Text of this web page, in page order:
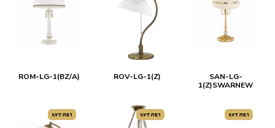
ROM-LG-1(BZ/A) ROV-LG-1(Z)
SAN-LG-
1(Z)SWARNEW
АУТЛЕТ АУТЛЕТ АУТЛЕТ